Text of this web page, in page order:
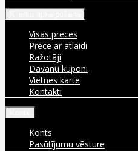
Visas preces
Prece ar atlaidi
Ražotāji
Dāvanu kuponi
Vietnes karte
Kontakti
Konts
Pasūtījumu vēsture